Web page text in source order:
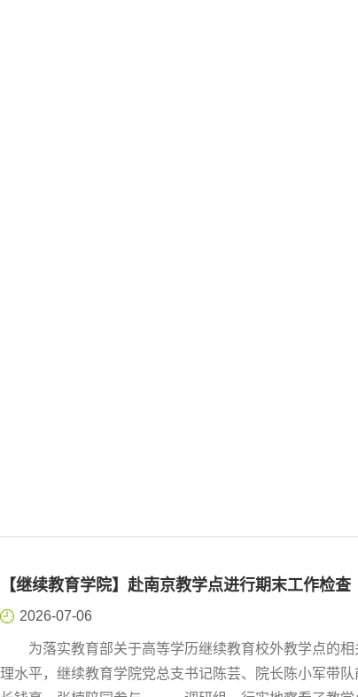
【继续教育学院】赴南京教学点进行期末工作检查
2026-07-06
为落实教育部关于高等学历继续教育校外教学点的相
理水平，继续教育学院党总支书记陈芸、院长陈小军带